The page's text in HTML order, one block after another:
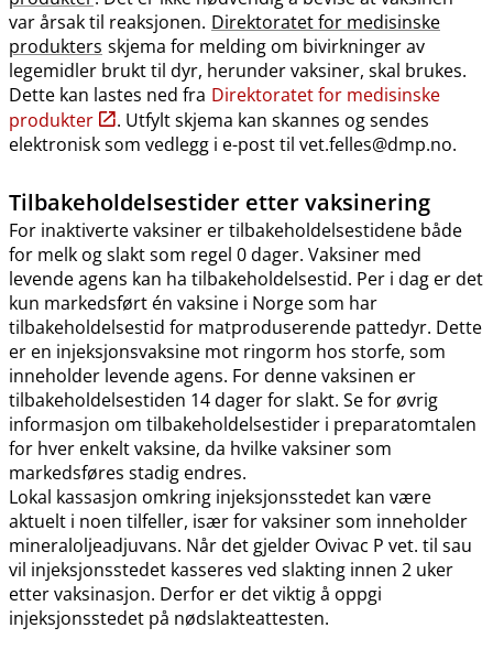
var årsak til reaksjonen. Direktoratet for medisinske
produkters skjema for melding om bivirkninger av
legemidler brukt til dyr, herunder vaksiner, skal brukes.
Dette kan lastes ned fra Direktoratet for medisinske
produkter
. Utfylt skjema kan skannes og sendes
elektronisk som vedlegg i e-post til vet.felles@dmp.no.
Tilbakeholdelsestider etter vaksinering
For inaktiverte vaksiner er tilbakeholdelsestidene både
for melk og slakt som regel 0 dager. Vaksiner med
levende agens kan ha tilbakeholdelsestid. Per i dag er det
kun markedsført én vaksine i Norge som har
tilbakeholdelsestid for matproduserende pattedyr. Dette
er en injeksjonsvaksine mot ringorm hos storfe, som
inneholder levende agens. For denne vaksinen er
tilbakeholdelsestiden 14 dager for slakt. Se for øvrig
informasjon om tilbakeholdelsestider i preparatomtalen
for hver enkelt vaksine, da hvilke vaksiner som
markedsføres stadig endres.
Lokal kassasjon omkring injeksjonsstedet kan være
aktuelt i noen tilfeller, især for vaksiner som inneholder
mineraloljeadjuvans. Når det gjelder Ovivac P vet. til sau
vil injeksjonsstedet kasseres ved slakting innen 2 uker
etter vaksinasjon. Derfor er det viktig å oppgi
injeksjonsstedet på nødslakteattesten.